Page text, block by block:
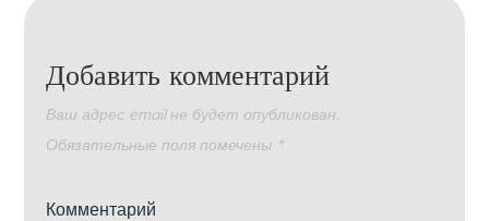
Добавить комментарий
Ваш адрес email не будет опубликован.
Обязательные поля помечены *
Комментарий